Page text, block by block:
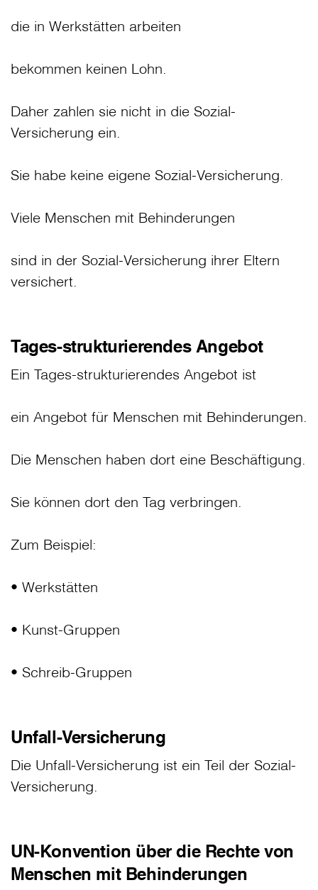
die in Werkstätten arbeiten
bekommen keinen Lohn.
Daher zahlen sie nicht in die Sozial-
Versicherung ein.
Sie habe keine eigene Sozial-Versicherung.
Viele Menschen mit Behinderungen
sind in der Sozial-Versicherung ihrer Eltern
versichert.
Tages-strukturierendes Angebot
Ein Tages-strukturierendes Angebot ist
ein Angebot für Menschen mit Behinderungen.
Die Menschen haben dort eine Beschäftigung.
Sie können dort den Tag verbringen.
Zum Beispiel:
• Werkstätten
• Kunst-Gruppen
• Schreib-Gruppen
Unfall-Versicherung
Die Unfall-Versicherung ist ein Teil der Sozial-
Versicherung.
UN-Konvention über die Rechte von
Menschen mit Behinderungen